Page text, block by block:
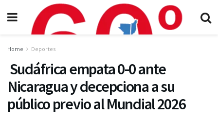
Home Deportes
Sudáfrica empata 0-0 ante
Nicaragua y decepciona a su
público previo al Mundial 2026